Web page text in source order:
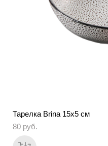
Тарелка Brina 15х5 см
80 pуб.